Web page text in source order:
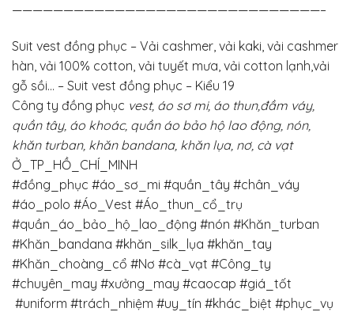
——————————————————————————————–
Suit vest đồng phục – Vải cashmer, vải kaki, vải cashmer
hàn, vải 100% cotton, vải tuyết mưa, vải cotton lạnh,vải
gỗ sồi… – Suit vest đồng phục – Kiểu 19
Công ty đồng phục vest, áo sơ mi, áo thun,đầm váy,
quần tây, áo khoác, quần áo bảo hộ lao động, nón,
khăn turban, khăn bandana, khăn lụa, nơ, cà vạt
Ở_TP_HỒ_CHÍ_MINH
#đồng_phục #áo_sơ_mi #quần_tây #chân_váy
#áo_polo #Áo_Vest #Áo_thun_cổ_trụ
#quần_áo_bảo_hộ_lao_động #nón #Khăn_turban
#Khăn_bandana #khăn_silk_lụa #khăn_tay
#Khăn_choàng_cổ #Nơ #cà_vạt #Công_ty
#chuyên_may #xưởng_may #caocap #giá_tốt
#uniform #trách_nhiệm #uy_tín #khác_biệt #phục_vụ